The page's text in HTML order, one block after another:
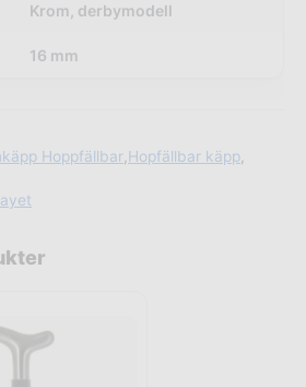
Krom, derbymodell
16 mm
Hoppfällbar Hopfällbar käpp